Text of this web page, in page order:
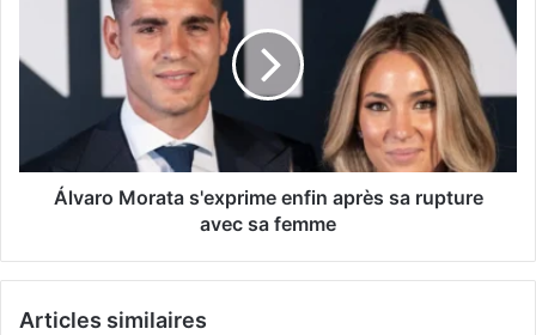
Álvaro Morata s'exprime enfin après sa rupture
avec sa femme
Articles similaires